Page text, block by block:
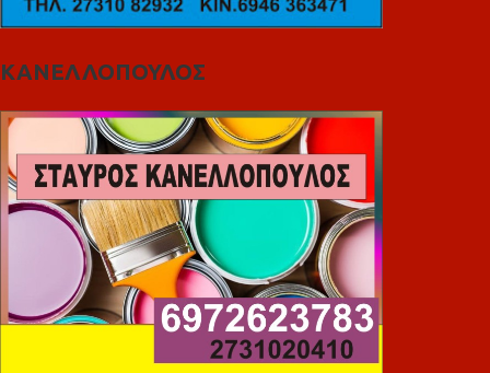
ΚΑΝΕΛΛΟΠΟΥΛΟΣ